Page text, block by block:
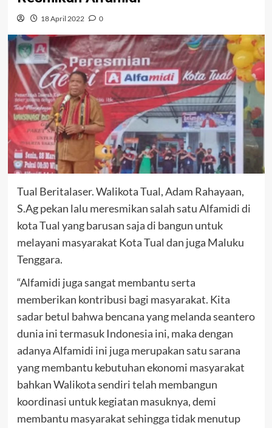
18 April 2022 0
Tual Beritalaser. Walikota Tual, Adam Rahayaan,
S.Ag pekan lalu meresmikan salah satu Alfamidi di
kota Tual yang barusan saja di bangun untuk
melayani masyarakat Kota Tual dan juga Maluku
Tenggara.
“Alfamidi juga sangat membantu serta
memberikan kontribusi bagi masyarakat. Kita
sadar betul bahwa bencana yang melanda seantero
dunia ini termasuk Indonesia ini, maka dengan
adanya Alfamidi ini juga merupakan satu sarana
yang membantu kebutuhan ekonomi masyarakat
bahkan Walikota sendiri telah membangun
koordinasi untuk kegiatan masuknya, demi
membantu masyarakat sehingga tidak menutup